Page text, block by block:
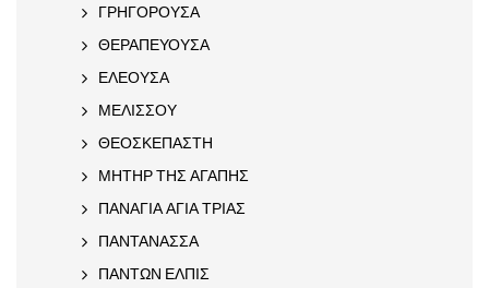
ΓΡΗΓΟΡΟΥΣΑ
ΘΕΡΑΠΕΥΟΥΣΑ
ΕΛΕΟΥΣΑ
ΜΕΛΙΣΣΟΥ
ΘΕΟΣΚΕΠΑΣΤΗ
ΜΗΤΗΡ ΤΗΣ ΑΓΑΠΗΣ
ΠΑΝΑΓΙΑ ΑΓΙΑ ΤΡΙΑΣ
ΠΑΝΤΑΝΑΣΣΑ
ΠΑΝΤΩΝ ΕΛΠΙΣ